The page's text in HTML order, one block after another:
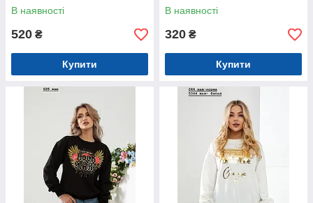
В наявності
520 ₴
Купити
В наявності
320 ₴
Купити